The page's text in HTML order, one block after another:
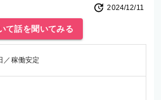
ー
2024/12/11
て話を聞いてみる
／稼働安定